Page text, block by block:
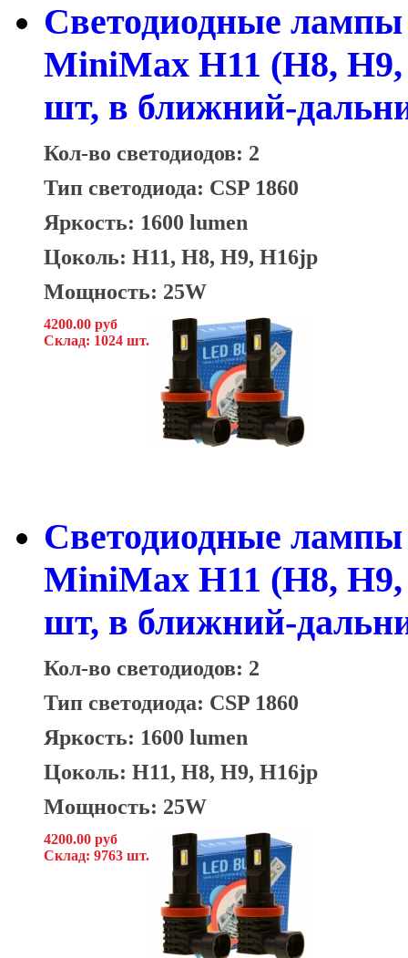
Светодиодные
MiniMax H11 (H8,
шт, в ближний-
Кол-во светодиодов: 2
Тип светодиода: CSP 1860
Яркость: 1600 lumen
Цоколь: H11, H8, H9, H16jp
Мощность: 25W
4200.00 руб
Склад: 1024 шт.
Светодиодные
MiniMax H11 (H8,
шт, в ближний-
Кол-во светодиодов: 2
Тип светодиода: CSP 1860
Яркость: 1600 lumen
Цоколь: H11, H8, H9, H16jp
Мощность: 25W
4200.00 руб
Склад: 9763 шт.